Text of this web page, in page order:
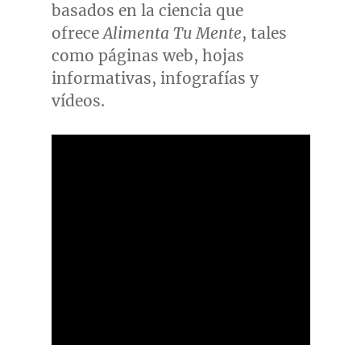
basados en la ciencia que
ofreceAlimenta Tu Mente, tales
como páginas web, hojas
informativas, infografías y
vídeos.